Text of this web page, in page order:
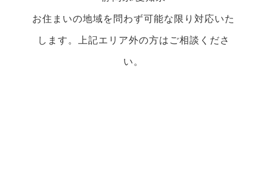
お住まいの地域を問わず可能な限り対応いた
します。上記エリア外の方はご相談くださ
い。